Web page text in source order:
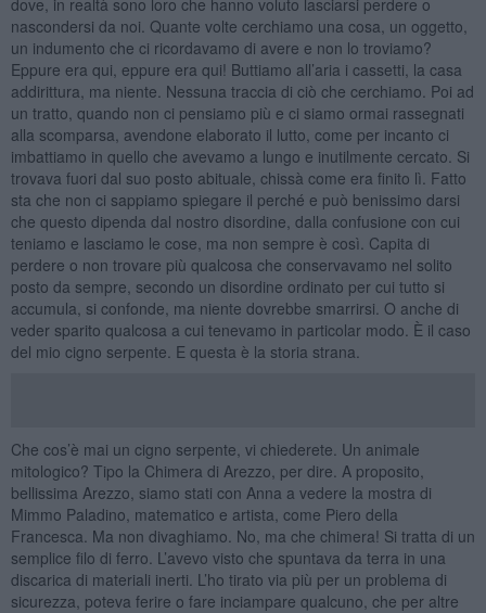
nascondersi da noi. Quante volte cerchiamo una cosa, un oggetto,
un indumento che ci ricordavamo di avere e non lo troviamo?
Eppure era qui, eppure era qui! Buttiamo all’aria i cassetti, la casa
addirittura, ma niente. Nessuna traccia di ciò che cerchiamo. Poi ad
un tratto, quando non ci pensiamo più e ci siamo ormai rassegnati
alla scomparsa, avendone elaborato il lutto, come per incanto ci
imbattiamo in quello che avevamo a lungo e inutilmente cercato. Si
trovava fuori dal suo posto abituale, chissà come era finito lì. Fatto
sta che non ci sappiamo spiegare il perché e può benissimo darsi
che questo dipenda dal nostro disordine, dalla confusione con cui
teniamo e lasciamo le cose, ma non sempre è così. Capita di
perdere o non trovare più qualcosa che conservavamo nel solito
posto da sempre, secondo un disordine ordinato per cui tutto si
accumula, si confonde, ma niente dovrebbe smarrirsi. O anche di
veder sparito qualcosa a cui tenevamo in particolar modo. È il caso
del mio cigno serpente. E questa è la storia strana.
Che cos’è mai un cigno serpente, vi chiederete. Un animale
mitologico? Tipo la Chimera di Arezzo, per dire. A proposito,
bellissima Arezzo, siamo stati con Anna a vedere la mostra di
Mimmo Paladino, matematico e artista, come Piero della
Francesca. Ma non divaghiamo. No, ma che chimera! Si tratta di un
semplice filo di ferro. L’avevo visto che spuntava da terra in una
discarica di materiali inerti. L’ho tirato via più per un problema di
sicurezza, poteva ferire o fare inciampare qualcuno, che per altre